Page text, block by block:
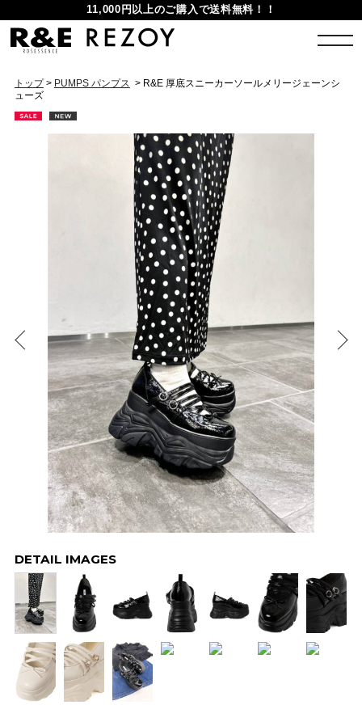
11,000円以上のご購入で送料無料！！
トップ > PUMPS パンプス
> R&E 厚底スニーカーソールメリージェーンシ
ューズ
DETAIL IMAGES